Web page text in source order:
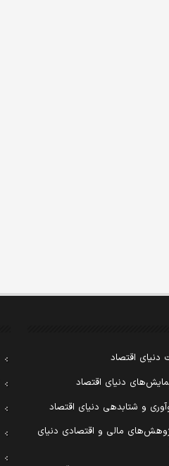
دنیای اقتصاد
دنیای اقتصاد
و شتابدهی دنیای اقتصاد
مالی و اقتصادی دنیای